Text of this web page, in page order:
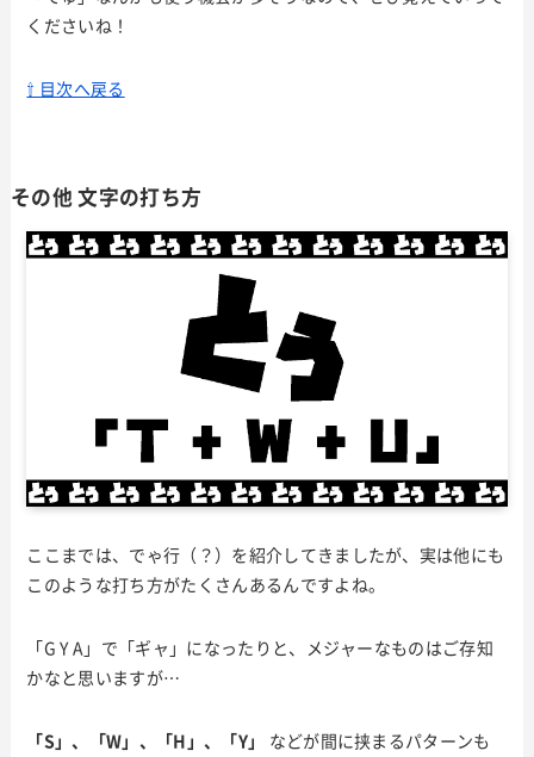
くださいね！
⇧ 目次へ戻る
その他 文字の打ち方
ここまでは、でゃ行（？）を紹介してきましたが、実は他にも
このような打ち方がたくさんあるんですよね。
「G Y A」で「ギャ」になったりと、メジャーなものはご存知
かなと思いますが…
「S」、「W」、「H」、「Y」 などが間に挟まるパターンも